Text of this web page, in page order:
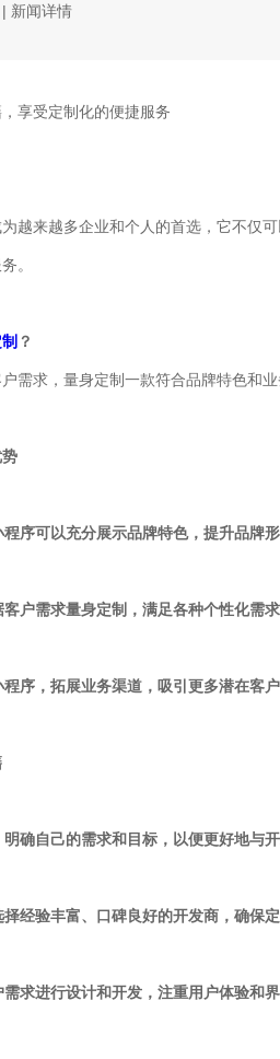
| 新闻详情
享受定制化的便捷服务
越来越多企业和个人的首选，它不仅
。
？
需求，量身定制一款符合品牌特色和
序可以充分展示品牌特色，提升品牌形
户需求量身定制，满足各种个性化需求
序，拓展业务渠道，吸引更多潜在客户
确自己的需求和目标，以便更好地与开
经验丰富、口碑良好的开发商，确保定
求进行设计和开发，注重用户体验和界